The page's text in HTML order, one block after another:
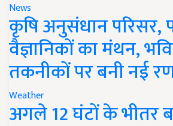
News
कृषि अनुसंधान परिसर,
वैज्ञानिकों का मंथन,
तकनीकों पर बनी नई
Weather
अगले 12 घंटों के भीतर